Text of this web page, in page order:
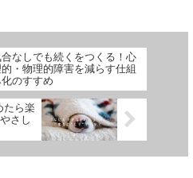
なしでも続くをつくる！心
・物理的障害を減らす仕組
のすすめ
たら楽
さし